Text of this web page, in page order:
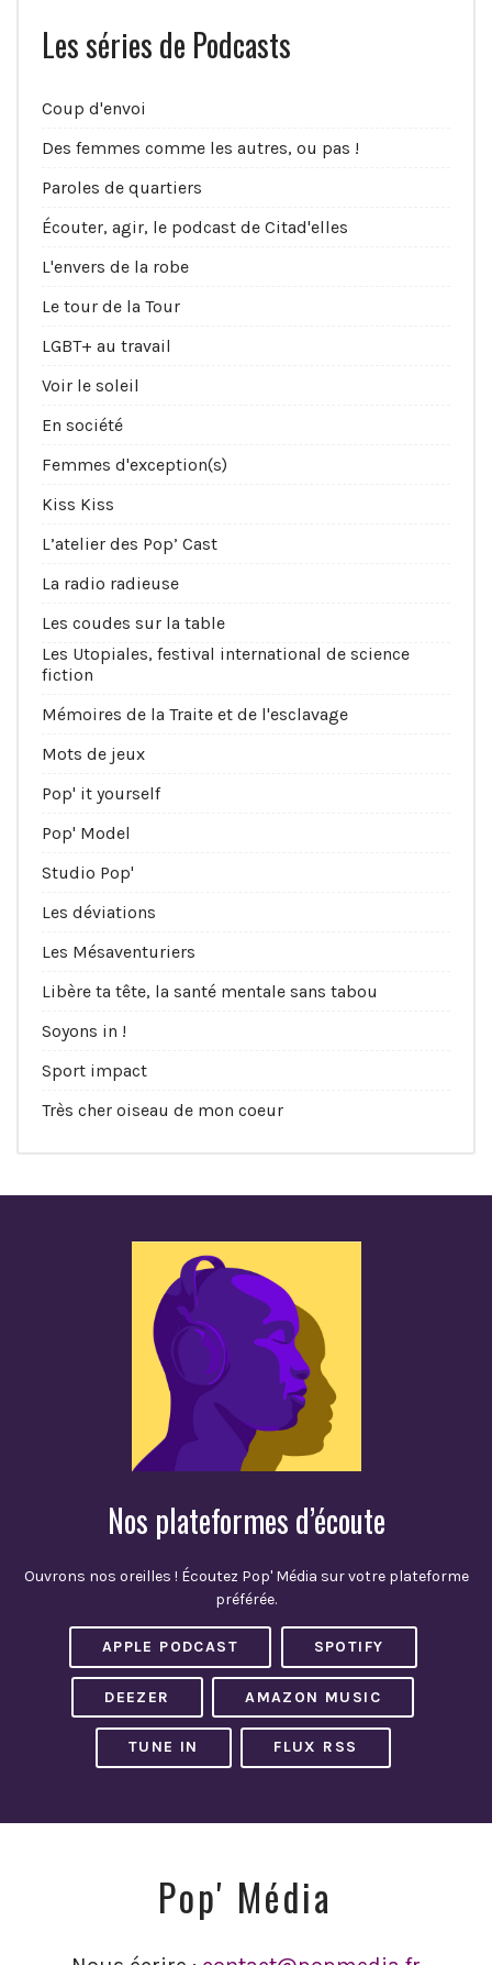
Les séries de Podcasts
Coup d'envoi
Des femmes comme les autres, ou pas !
Paroles de quartiers
Écouter, agir, le podcast de Citad'elles
L'envers de la robe
Le tour de la Tour
LGBT+ au travail
Voir le soleil
En société
Femmes d'exception(s)
Kiss Kiss
L’atelier des Pop’ Cast
La radio radieuse
Les coudes sur la table
Les Utopiales, festival international de science
fiction
Mémoires de la Traite et de l'esclavage
Mots de jeux
Pop' it yourself
Pop' Model
Studio Pop'
Les déviations
Les Mésaventuriers
Libère ta tête, la santé mentale sans tabou
Soyons in !
Sport impact
Très cher oiseau de mon coeur
Nos plateformes d’écoute
Ouvrons nos oreilles ! Écoutez Pop' Média sur votre plateforme
préférée.
APPLE PODCAST SPOTIFY
DEEZER AMAZON MUSIC
TUNE IN FLUX RSS
Pop' Média